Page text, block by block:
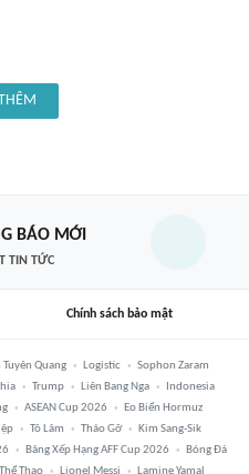
BÁO MỚI
TIN TỨC
Chính sách bảo mật
Tuyên Quang Logistic
Sophon Zaram
Trump Liên Bang Nga
Indonesia
ASEAN Cup 2026
Eo Biển Hormuz
Tô Lâm Tháo Gỡ
Kim Sang-Sik
Bảng Xếp Hạng AFF Cup 2026
Bóng Đá
Thể Thao Lionel Messi Lamine Yamal